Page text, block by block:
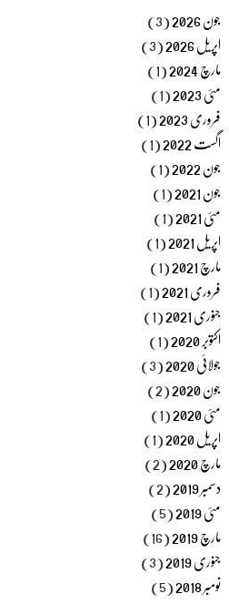
جون 2026 (3)
اپریل 2026 (3)
مارچ 2024 (1)
مئی 2023 (1)
فروری 2023 (1)
اگست 2022 (1)
جون 2022 (1)
جون 2021 (1)
مئی 2021 (1)
اپریل 2021 (1)
مارچ 2021 (1)
فروری 2021 (1)
جنوری 2021 (1)
اکتوبر 2020 (1)
جولائی 2020 (3)
جون 2020 (2)
مئی 2020 (1)
اپریل 2020 (1)
مارچ 2020 (2)
دسمبر 2019 (2)
مئی 2019 (5)
مارچ 2019 (16)
جنوری 2019 (3)
نومبر 2018 (5)